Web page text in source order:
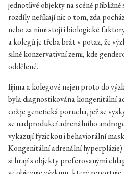
jednotlivé objekty na scéně
rozdíly neříkají nic o tom, zda
nebo za nimi stojí i biologické
a kolegů je třeba brát v potaz, že
silně konzervativní zemi, kde
oddělené.
Iijima a kolegové nejen proto do
byla diagnostikována kongenitální
což je genetická porucha, jež se
se nadprodukcí adrenálního
vykazují fyzickou i behaviorální
Kongenitální adrenální
si hrají s objekty preferovanými